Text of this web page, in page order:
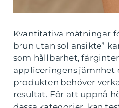
Kvantitativa mätningar
brun utan sol ansikte”
som hållbarhet,
appliceringens jämnhet
produkten behöver
resultat. För att uppnå